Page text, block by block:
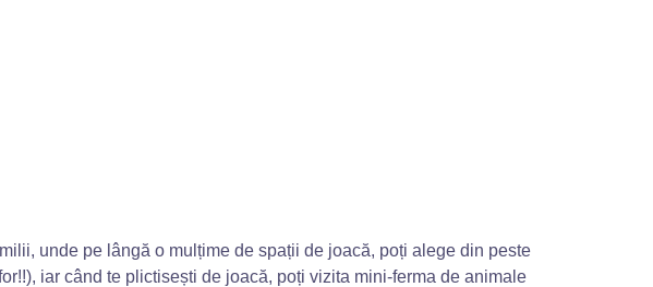
unde pe lângă o mulțime de spații de joacă, poți alege din peste
iar când te plictisești de joacă, poți vizita mini-ferma de animale